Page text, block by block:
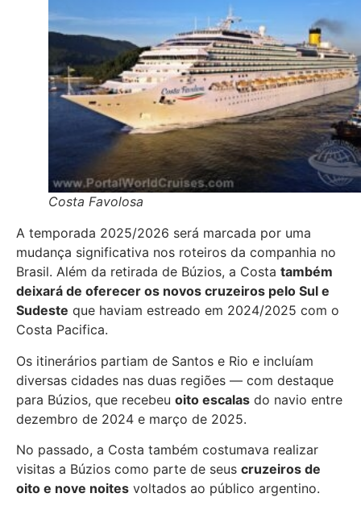
Costa Favolosa
A temporada 2025/2026 será marcada por uma
mudança significativa nos roteiros da companhia no
Brasil. Além da retirada de Búzios, a Costa também
deixará de oferecer os novos cruzeiros pelo Sul e
Sudeste que haviam estreado em 2024/2025 com o
Costa Pacifica.
Os itinerários partiam de Santos e Rio e incluíam
diversas cidades nas duas regiões — com destaque
para Búzios, que recebeu oito escalas do navio entre
dezembro de 2024 e março de 2025.
No passado, a Costa também costumava realizar
visitas a Búzios como parte de seus cruzeiros de
oito e nove noites voltados ao público argentino.